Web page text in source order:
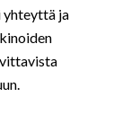
yhteyttä ja